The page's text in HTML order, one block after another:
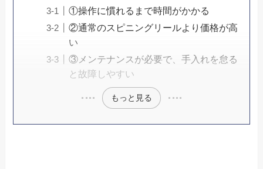
①操作に慣れるまで時間がかかる
②通常のスピニングリールより価格が高
い
③メンテナンスが必要で、手入れを怠る
と故障しやすい
もっと見る